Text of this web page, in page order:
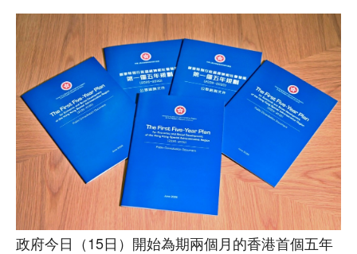
政府今日（15日）開始為期兩個月的香港首個五年